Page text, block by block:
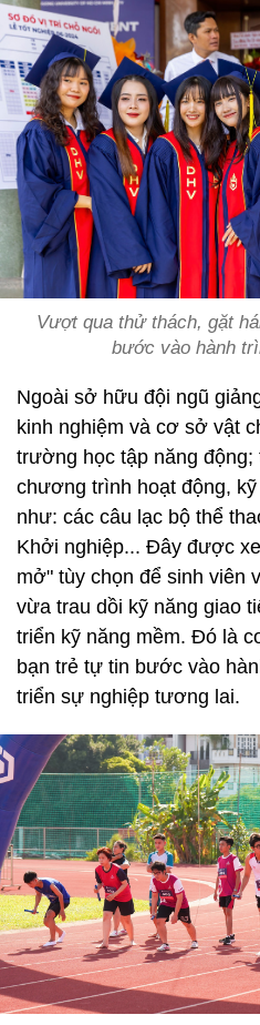
Vượt qua thử thách, gặt
bước vào hành
Ngoài sở hữu đội ngũ
kinh nghiệm và cơ sở vật
trường học tập năng
chương trình hoạt động,
như: các câu lạc bộ thể
Khởi nghiệp... Đây được
mở" tùy chọn để sinh viên
vừa trau dồi kỹ năng giao
triển kỹ năng mềm. Đó là
bạn trẻ tự tin bước vào
triển sự nghiệp tương lai.